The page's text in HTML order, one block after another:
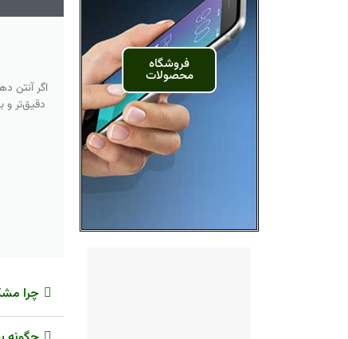
فروشگاه
محصولات
اگر آنتن
دقیق‌تر و
چرا